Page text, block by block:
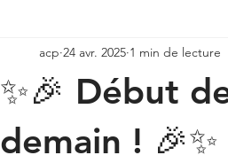
✨🎉 Début
demain ! 🎉✨
acp 24 avr. 2025 1 min de lecture